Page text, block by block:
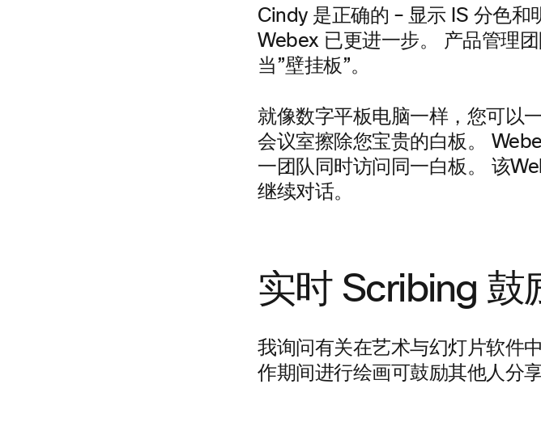
Cindy 是正确的 – 显示 IS 分色
Webex 已更进一步。 产品管理
当”壁挂板”。
就像数字平板电脑一样，您可以
会议室擦除您宝贵的白板。
一团队同时访问同一白板。 该
继续对话。
实时 Scribing 鼓
我询问有关在艺术与幻灯片软件
作期间进行绘画可鼓励其他人分享